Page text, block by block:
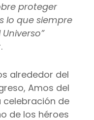
proteger
lo que siempre
alrededor del
Amos del
celebración de
de los héroes